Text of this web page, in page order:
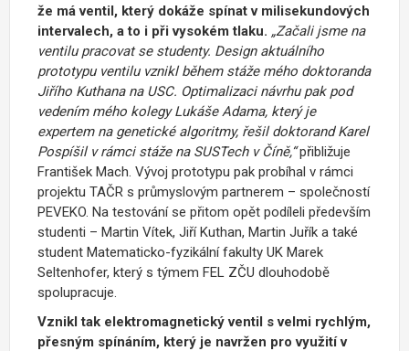
že má ventil, který dokáže spínat v milisekundových
intervalech, a to i při vysokém tlaku. „Začali jsme na
ventilu pracovat se studenty. Design aktuálního
prototypu ventilu vznikl během stáže mého doktoranda
Jiřího Kuthana na USC. Optimalizaci návrhu pak pod
vedením mého kolegy Lukáše Adama, který je
expertem na genetické algoritmy, řešil doktorand Karel
Pospíšil v rámci stáže na SUSTech v Číně,“přibližuje
František Mach. Vývoj prototypu pak probíhal v rámci
projektu TAČR s průmyslovým partnerem – společností
PEVEKO. Na testování se přitom opět podíleli především
studenti – Martin Vítek, Jiří Kuthan, Martin Juřík a také
student Matematicko-fyzikální fakulty UK Marek
Seltenhofer, který s týmem FEL ZČU dlouhodobě
spolupracuje.
Vznikl tak elektromagnetický ventil s velmi rychlým,
přesným spínáním, který je navržen pro využití v